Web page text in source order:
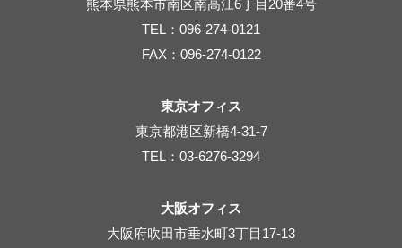
熊本県熊本市南区南高江6丁目20番4号
TEL：096-274-0121
FAX：096-274-0122
東京オフィス
東京都港区新橋4-31-7
TEL：03-6276-3294
大阪オフィス
大阪府吹田市垂水町3丁目17-13